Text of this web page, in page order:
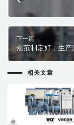
下一篇
规范制定好，生产
相关文章